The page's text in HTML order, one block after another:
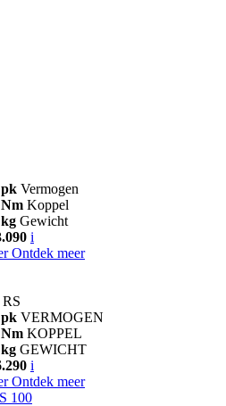
pk Vermogen
Koppel
Gewicht
i
Ontdek meer
pk VERMOGEN
KOPPEL
GEWICHT
i
Ontdek meer
100